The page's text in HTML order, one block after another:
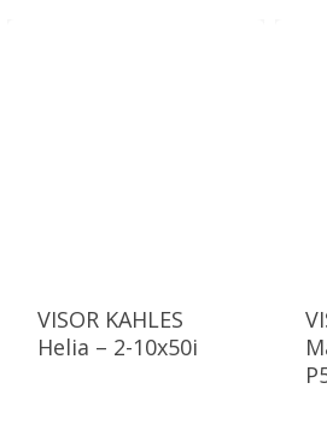
VISOR KAHLES
Helia – 2-10x50i